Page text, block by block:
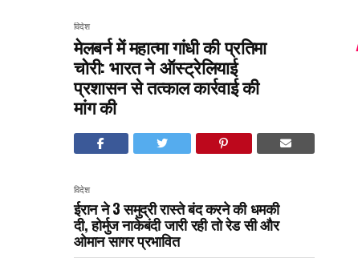
विदेश
मेलबर्न में महात्मा गांधी की प्रतिमा
चोरी: भारत ने ऑस्ट्रेलियाई
प्रशासन से तत्काल कार्रवाई की
मांग की
विदेश
ईरान ने 3 समुद्री रास्ते बंद करने की धमकी
दी, होर्मुज नाकेबंदी जारी रही तो रेड सी और
ओमान सागर प्रभावित